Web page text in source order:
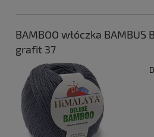
BAMBOO włóczka BAMBUS
grafit 37